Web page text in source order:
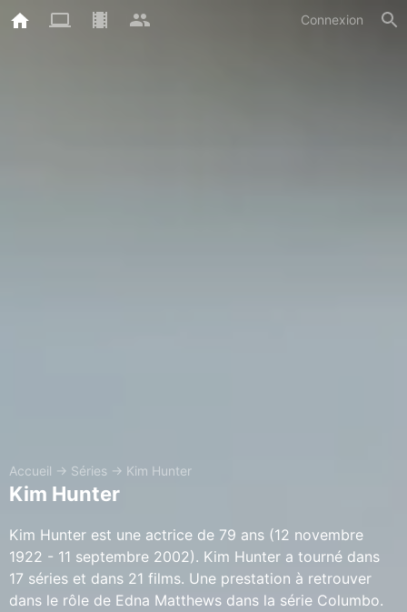
Connexion
Accueil → Séries → Kim Hunter
Kim Hunter
Kim Hunter est une actrice de 79 ans (12 novembre
1922 - 11 septembre 2002). Kim Hunter a tourné dans
17 séries et dans 21 films. Une prestation à retrouver
dans le rôle de Edna Matthews dans la série Columbo.